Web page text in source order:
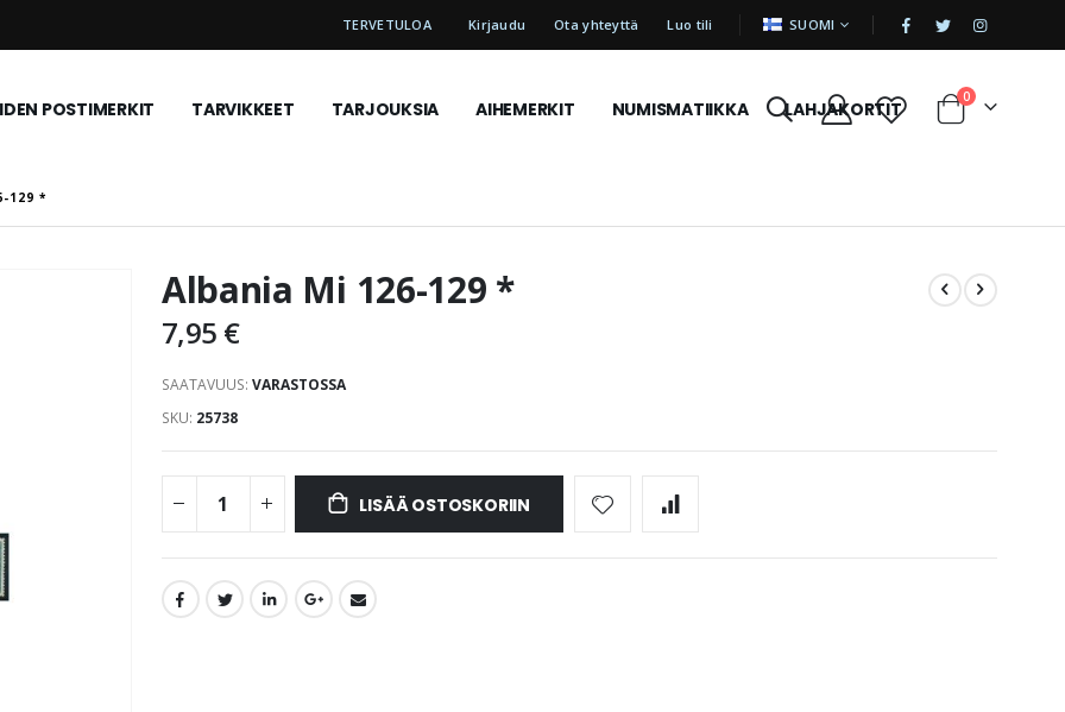
TERVETULOA Kirjaudu Ota yhteyttä Luo tili KIELI SUOMI |
POSTIMERKIT TARVIKKEET TARJOUKSIA AIHEMERKIT NUMISMATIIKKA LAHJAKORTIT Cart
0tuotetta
129 *
Albania Mi 126-129 *
7,95 €
SAATAVUUS: VARASTOSSA
SKU 25738
LISÄÄ OSTOSKORIIN